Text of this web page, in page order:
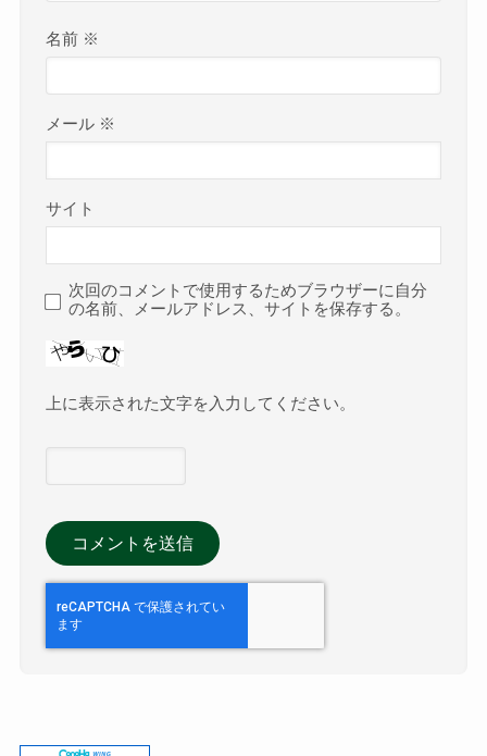
名前 ※
メール ※
サイト
次回のコメントで使用するためブラウザーに自分
の名前、メールアドレス、サイトを保存する。
上に表示された文字を入力してください。